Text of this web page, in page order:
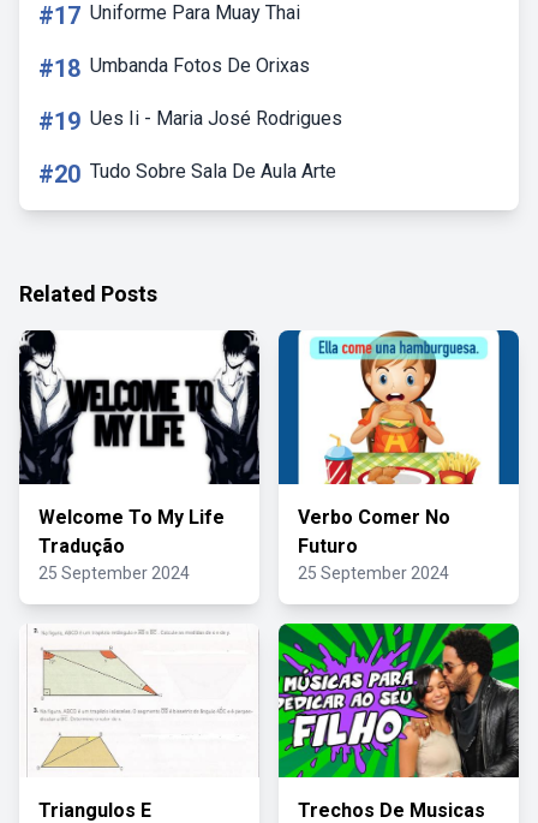
#17 Uniforme Para Muay Thai
#18 Umbanda Fotos De Orixas
#19 Ues Ii - Maria José Rodrigues
#20 Tudo Sobre Sala De Aula Arte
Related Posts
Welcome To My Life
Tradução
25 September 2024
Verbo Comer No
Futuro
25 September 2024
Triangulos E Trechos De Musicas